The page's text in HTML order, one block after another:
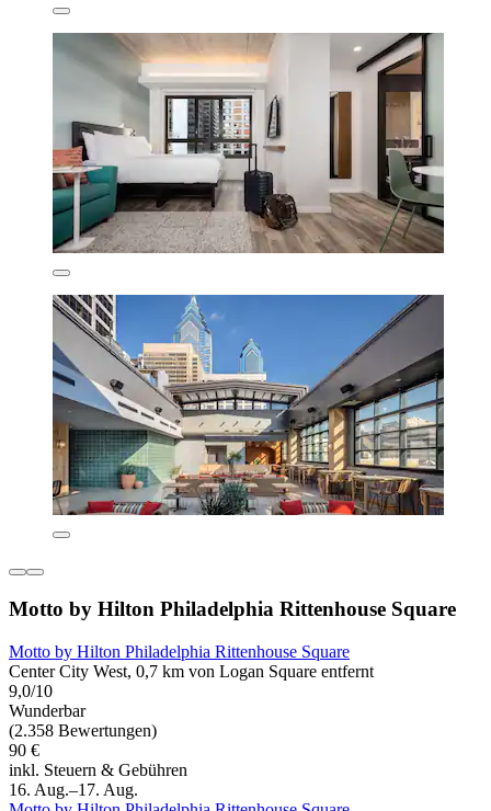
Motto by Hilton Philadelphia Rittenhouse Square
Motto by Hilton Philadelphia Rittenhouse Square
Center City West, 0,7 km von Logan Square entfernt
9,0/10
Wunderbar
(2.358 Bewertungen)
90 €
inkl. Steuern & Gebühren
16. Aug.–17. Aug.